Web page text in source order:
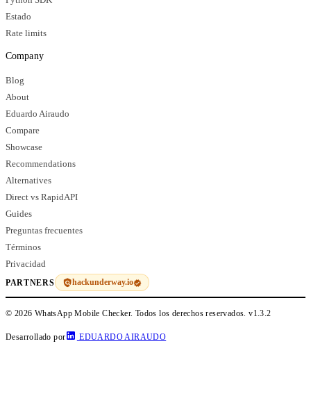
Estado
Rate limits
Company
Blog
About
Eduardo Airaudo
Compare
Showcase
Recommendations
Alternatives
Direct vs RapidAPI
Guides
Preguntas frecuentes
Términos
Privacidad
PARTNERS hackunderway.io
© 2026 WhatsApp Mobile Checker. Todos los derechos reservados.v1.3.2
Desarrollado por EDUARDO AIRAUDO